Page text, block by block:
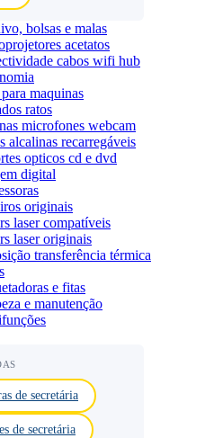
bolsas e malas
acetatos
cabos wifi hub
maquinas
ratos
microfones webcam
alcalinas recarregáveis
opticos cd e dvd
digital
originais
laser compatíveis
laser originais
transferência térmica
e fitas
e manutenção
de secretária
de secretária